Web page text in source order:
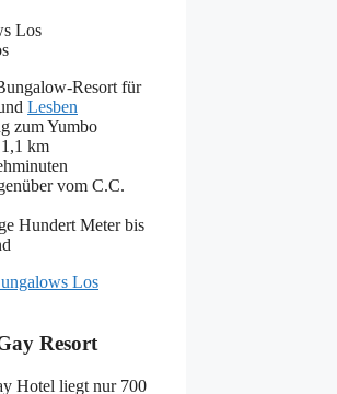
Los
Resort für
Lesben
zum Yumbo
km
vom C.C.
Hundert Meter bis
Los
Resort
Hotel liegt nur 700